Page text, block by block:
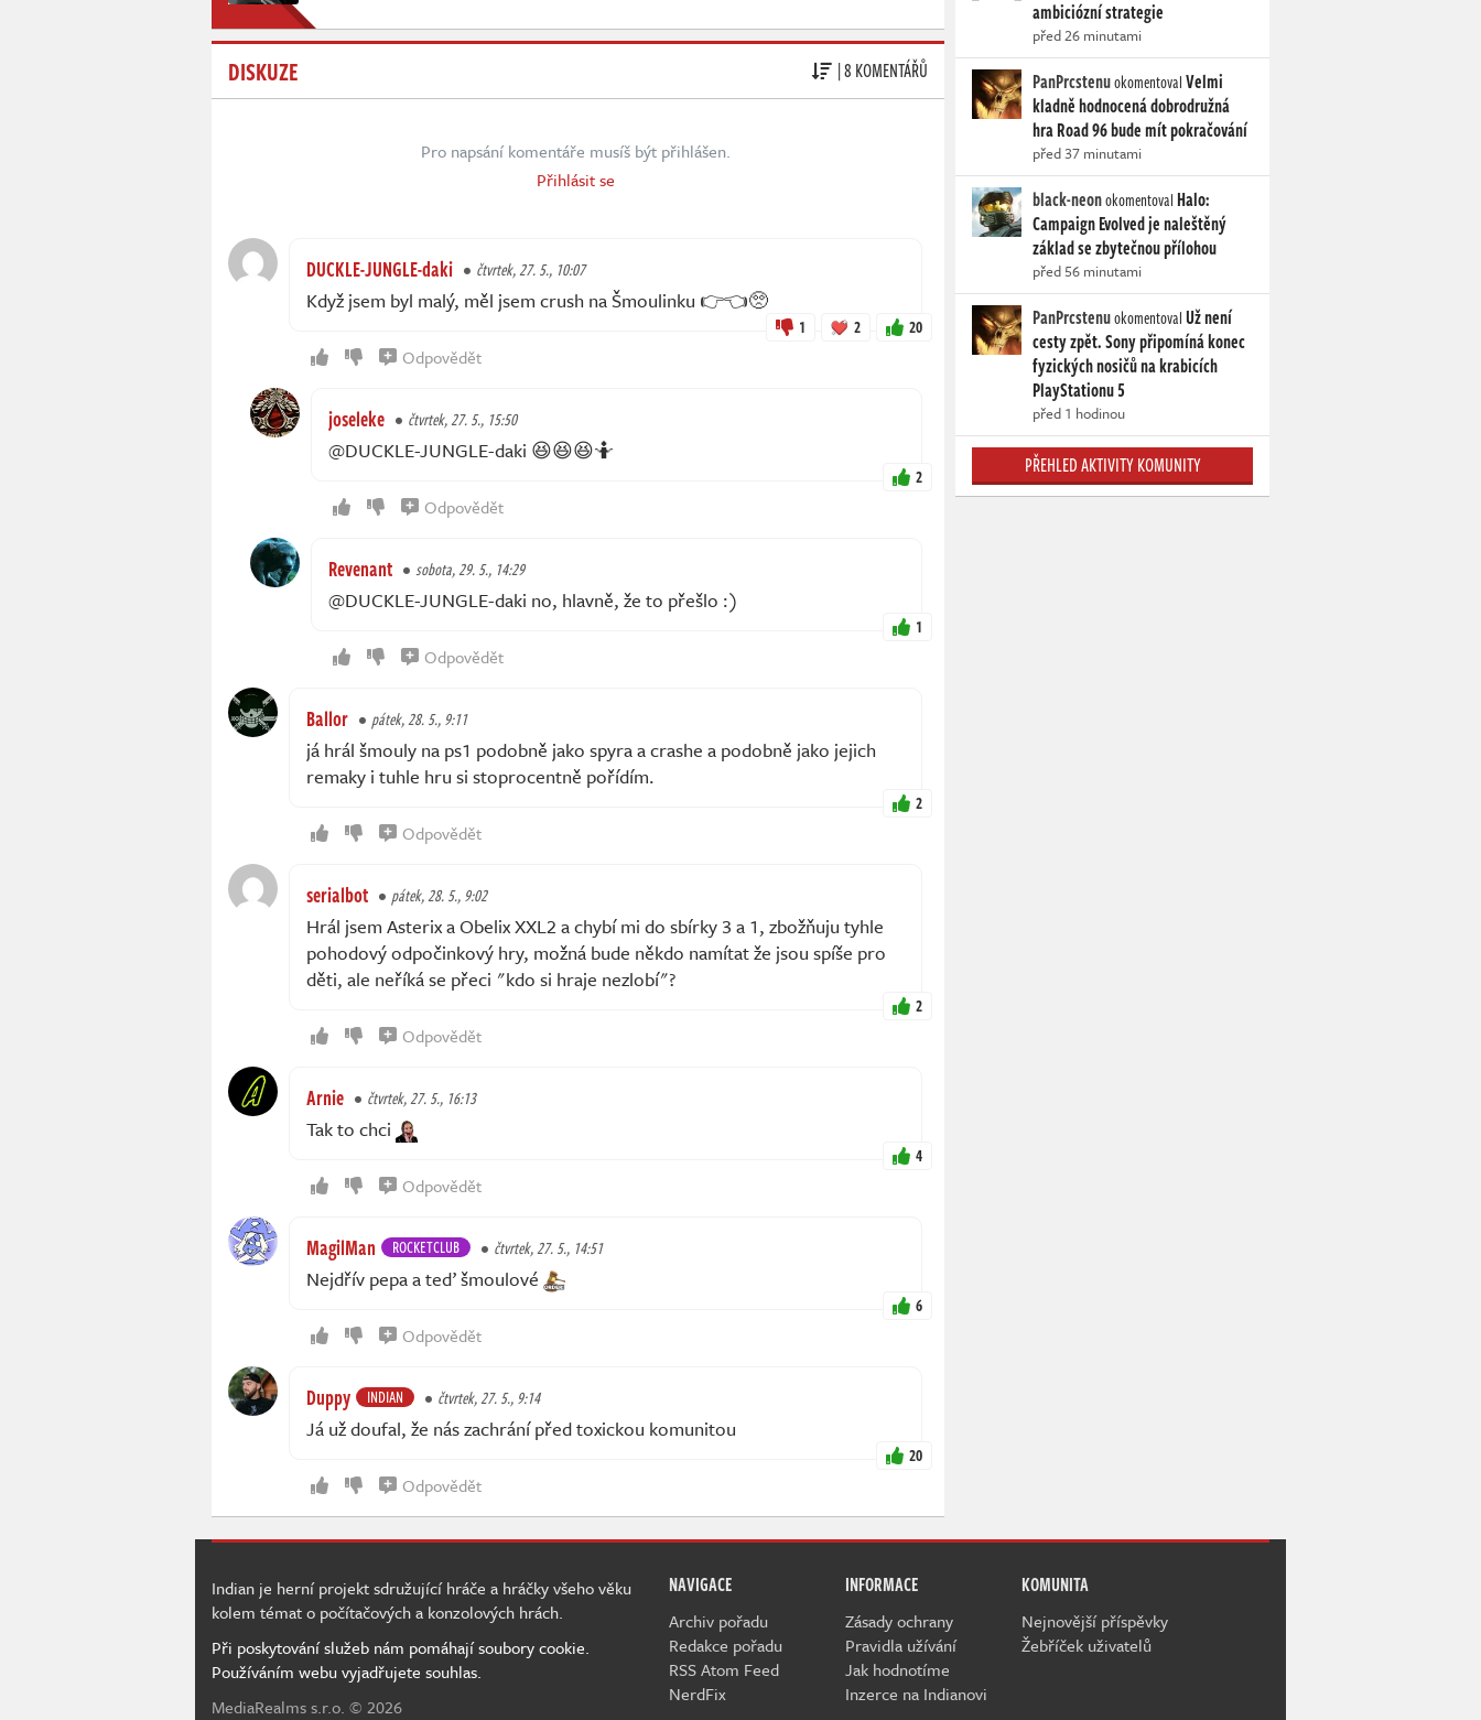
DISKUZE | 8 KOMENTÁŘŮ
Pro napsání komentáře musíš být přihlášen.
Přihlásit se
DUCKLE-JUNGLE-daki čtvrtek, 27. 5., 10:07
Když jsem byl malý, měl jsem crush na Šmoulinku 👉👈🥺
1 2 20
Odpovědět
joseleke čtvrtek, 27. 5., 15:50
@DUCKLE-JUNGLE-daki 😆😆😆🤷
2
Odpovědět
Revenant sobota, 29. 5., 14:29
@DUCKLE-JUNGLE-daki no, hlavně, že to přešlo :)
1
Odpovědět
Ballor pátek, 28. 5., 9:11
já hrál šmouly na ps1 podobně jako spyra a crashe a podobně jako jejich
remaky i tuhle hru si stoprocentně pořídím.
2
Odpovědět
serialbot pátek, 28. 5., 9:02
Hrál jsem Asterix a Obelix XXL2 a chybí mi do sbírky 3 a 1, zbožňuju tyhle
pohodový odpočinkový hry, možná bude někdo namítat že jsou spíše pro
děti, ale neříká se přeci "kdo si hraje nezlobí"?
2
Odpovědět
Arnie čtvrtek, 27. 5., 16:13
Tak to chci
4
Odpovědět
MagilMan ROCKETCLUB čtvrtek, 27. 5., 14:51
Nejdřív pepa a teď šmoulové
6
Odpovědět
Duppy INDIAN čtvrtek, 27. 5., 9:14
Já už doufal, že nás zachrání před toxickou komunitou
20
Odpovědět
ambiciózní strategie
před 26 minutami
PanPrcstenuokomentovalVelmi
kladně hodnocená dobrodružná
hra Road 96 bude mít pokračování
před 37 minutami
black-neonokomentoval Halo:
Campaign Evolved je naleštěný
základ se zbytečnou přílohou
před 56 minutami
PanPrcstenuokomentovalUž není
cesty zpět. Sony připomíná konec
fyzických nosičů na krabicích
PlayStationu 5
před 1 hodinou
PŘEHLED AKTIVITY KOMUNITY
NAVIGACE
Archiv pořadu
Redakce pořadu
RSS Atom Feed
NerdFix
INFORMACE
Zásady ochrany
Pravidla užívání
Jak hodnotíme
Inzerce na Indianovi
KOMUNITA
Nejnovější příspěvky
Žebříček uživatelů
Indian je herní projekt sdružující hráče a hráčky všeho věku
kolem témat o počítačových a konzolových hrách.
Při poskytování služeb nám pomáhají soubory cookie.
Používáním webu vyjadřujete souhlas.
MediaRealms s.r.o. © 2026